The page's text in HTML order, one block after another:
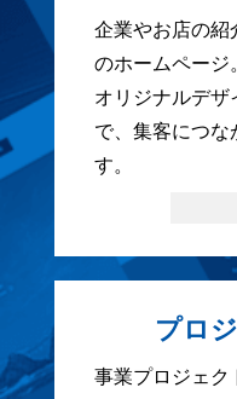
企業やお店の紹
のホームページ
オリジナルデザ
で、集客につな
す。
プロ
事業プロジェク